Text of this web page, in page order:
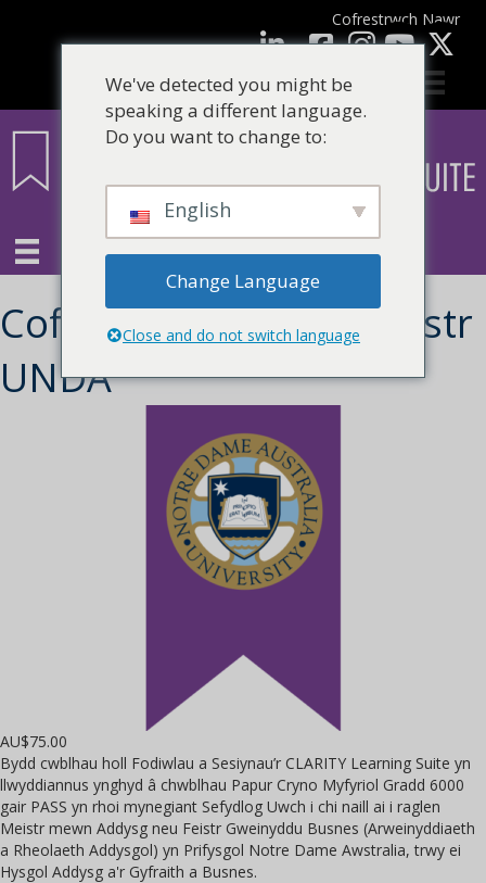
Cofrestrwch Nawr
LinkedInfacebook YouTube
Cofrestriad Credyd Meistr
UNDA
AU$75.00
Bydd cwblhau holl Fodiwlau a Sesiynau’r CLARITY Learning Suite yn
llwyddiannus ynghyd â chwblhau Papur Cryno Myfyriol Gradd 6000
gair PASS yn rhoi mynegiant Sefydlog Uwch i chi naill ai i raglen
Meistr mewn Addysg neu Feistr Gweinyddu Busnes (Arweinyddiaeth
a Rheolaeth Addysgol) yn Prifysgol Notre Dame Awstralia, trwy ei
Hysgol Addysg a'r Gyfraith a Busnes.
We've detected you might be
speaking a different language.
Do you want to change to:
English
Change Language
Close and do not switch language